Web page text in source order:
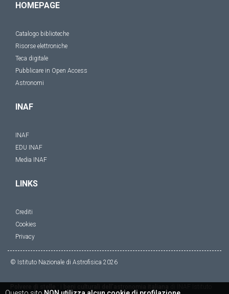
HOMEPAGE
Catalogo biblioteche
Risorse elettroniche
Teca digitale
Pubblicare in Open Access
Astronomi
INAF
INAF
EDU INAF
Media INAF
LINKS
Crediti
Cookies
Privacy
© Istituto Nazionale di Astrofisica 2026